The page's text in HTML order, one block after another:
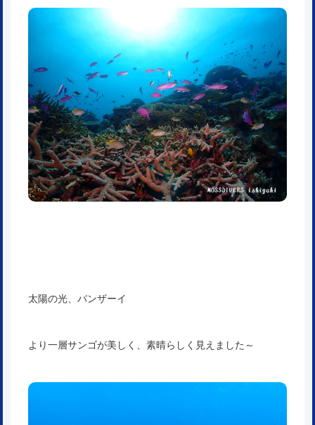
太陽の光、バンザーイ
より一層サンゴが美しく、素晴らしく見えました～